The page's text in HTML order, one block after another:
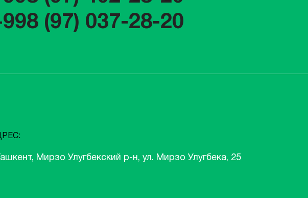
(97) 037-28-20
Мирзо Улугбекский р-н, ул. Мирзо Улугбека, 25